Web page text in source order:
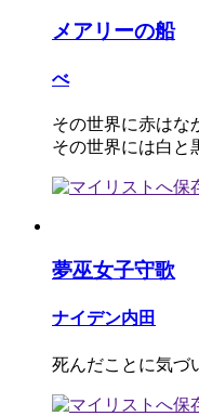
メアリーの船
べ
その世界に赤はな
その世界には白と
夢巫女子守歌
ナイデン内田
死んだことに気づ